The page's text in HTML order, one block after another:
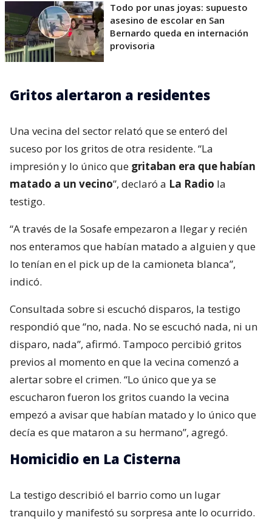
Todo por unas joyas: supuesto
asesino de escolar en San
Bernardo queda en internación
provisoria
Gritos alertaron a residentes
Una vecina del sector relató que se enteró del
suceso por los gritos de otra residente. “La
impresión y lo único que gritaban era que habían
matado a un vecino”, declaró a La Radio la
testigo.
“A través de la Sosafe empezaron a llegar y recién
nos enteramos que habían matado a alguien y que
lo tenían en el pick up de la camioneta blanca”,
indicó.
Consultada sobre si escuchó disparos, la testigo
respondió que “no, nada. No se escuchó nada, ni un
disparo, nada”, afirmó. Tampoco percibió gritos
previos al momento en que la vecina comenzó a
alertar sobre el crimen. “Lo único que ya se
escucharon fueron los gritos cuando la vecina
empezó a avisar que habían matado y lo único que
decía es que mataron a su hermano”, agregó.
Homicidio en La Cisterna
La testigo describió el barrio como un lugar
tranquilo y manifestó su sorpresa ante lo ocurrido.